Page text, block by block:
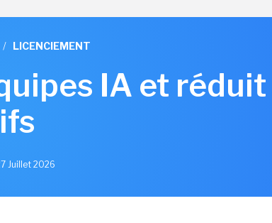
/ LICENCIEMENT
IA et réduit
Juillet 2026